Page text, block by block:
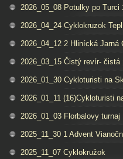
2026_05_08 Potulky po Turci
2026_04_24 Cyklokruzok
2026_04_12 2 Hlinícká Jarná
2026_03_15 Čistý revír-
2026_01_30 Cykloturisti na
2026_01_11 (16)Cykloturisti
2026_01_03 Florbalovy turnaj
2025_11_30 1 Advent
2025_11_07 Cyklokružok